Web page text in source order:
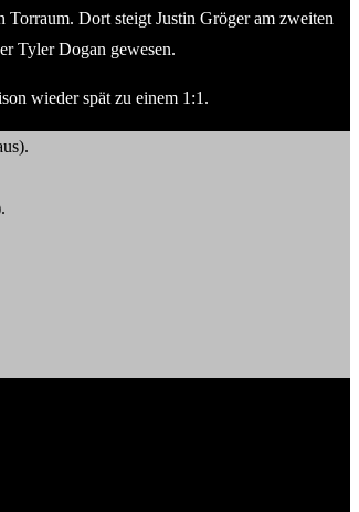
Dort steigt Justin Gröger am zweiten
Tyler Dogan gewesen.
wieder spät zu einem 1:1.